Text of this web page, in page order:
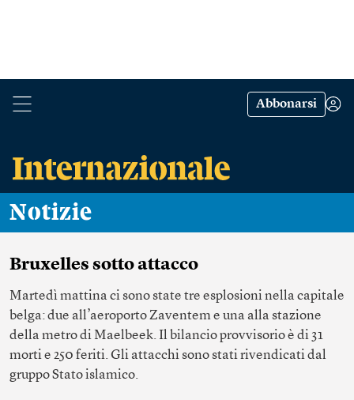
Abbonarsi
Notizie
Bruxelles sotto attacco
Martedì mattina ci sono state tre esplosioni nella capitale
belga: due all’aeroporto Zaventem e una alla stazione
della metro di Maelbeek. Il bilancio provvisorio è di 31
morti e 250 feriti. Gli attacchi sono stati rivendicati dal
gruppo Stato islamico.